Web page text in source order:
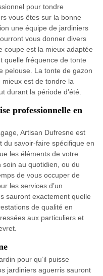
pour tondre
vous êtes sur la bonne
une équipe de jardiniers
vous donner divers
coupe est la mieux adaptée
quelle fréquence de tonte
pelouse. La tonte de gazon
est de tondre la
durant la période d’été.
professionnelle en
Artisan Dufresne est
du savoir-faire spécifique en
les éléments de votre
soin au quotidien, ou du
de vous occuper de
les services d’un
sauront exactement quelle
de qualité en
aux particuliers et
pour qu’il puisse
jardiniers aguerris sauront